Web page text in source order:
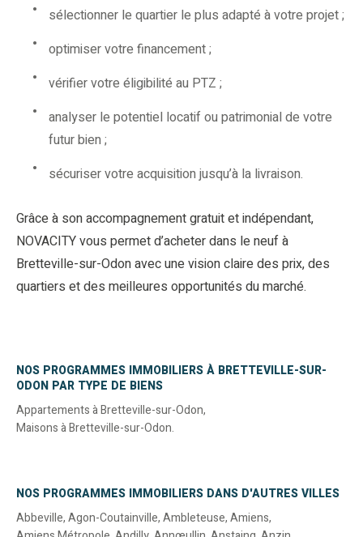
sélectionner le quartier le plus adapté à votre projet ;
optimiser votre financement ;
vérifier votre éligibilité au PTZ ;
analyser le potentiel locatif ou patrimonial de votre
futur bien ;
sécuriser votre acquisition jusqu’à la livraison.
Grâce à son accompagnement gratuit et indépendant,
NOVACITY vous permet d’acheter dans le neuf à
Bretteville-sur-Odon avec une vision claire des prix, des
quartiers et des meilleures opportunités du marché.
NOS PROGRAMMES IMMOBILIERS À BRETTEVILLE-SUR-
ODON PAR TYPE DE BIENS
Appartements à Bretteville-sur-Odon,
Maisons à Bretteville-sur-Odon.
NOS PROGRAMMES IMMOBILIERS DANS D'AUTRES VILLES
Abbeville,Agon-Coutainville,Ambleteuse,Amiens,